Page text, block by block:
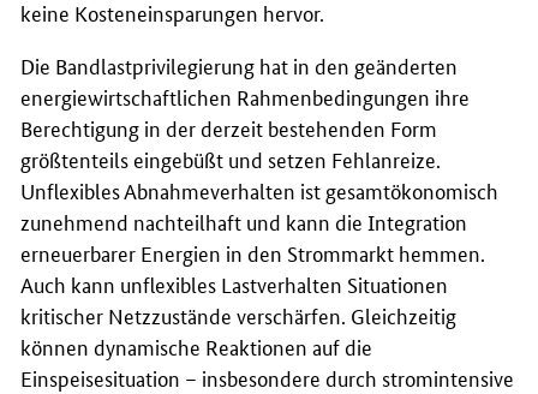
keine Kosteneinsparungen hervor.
Die Bandlastprivilegierung hat in den geänderten
energiewirtschaftlichen Rahmenbedingungen ihre
Berechtigung in der derzeit bestehenden Form
größtenteils eingebüßt und setzen Fehlanreize.
Unflexibles Abnahmeverhalten ist gesamtökonomisch
zunehmend nachteilhaft und kann die Integration
erneuerbarer Energien in den Strommarkt hemmen.
Auch kann unflexibles Lastverhalten Situationen
kritischer Netzzustände verschärfen. Gleichzeitig
können dynamische Reaktionen auf die
Einspeisesituation – insbesondere durch stromintensive